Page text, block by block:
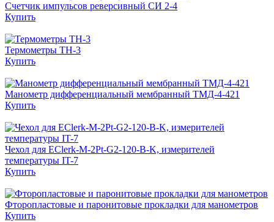
Счетчик импульсов реверсивный СИ 2-4
Купить
Термометры ТН-3
Купить
Манометр дифференциальный мембранный ТМД-4-421
Купить
Чехол для EClerk-M-2Pt-G2-120-B-K, измерителей
температуры IT-7
Купить
Фторопластовые и паронитовые прокладки для манометров
Купить